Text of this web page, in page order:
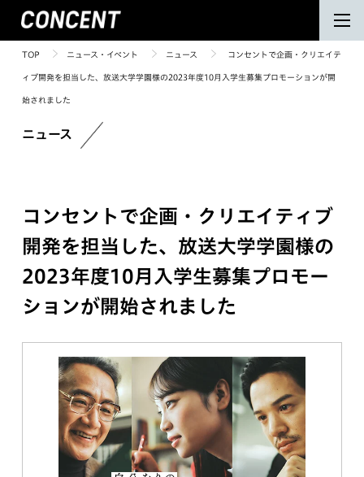
TOP ニュース・イベント ニュース コンセントで企画・クリエイテ
ィブ開発を担当した、放送大学学園様の2023年度10月入学生募集プロモーションが開
始されました
ニュース
コンセントで企画・クリエイティブ
開発を担当した、放送大学学園様の
2023年度10月入学生募集プロモー
ションが開始されました